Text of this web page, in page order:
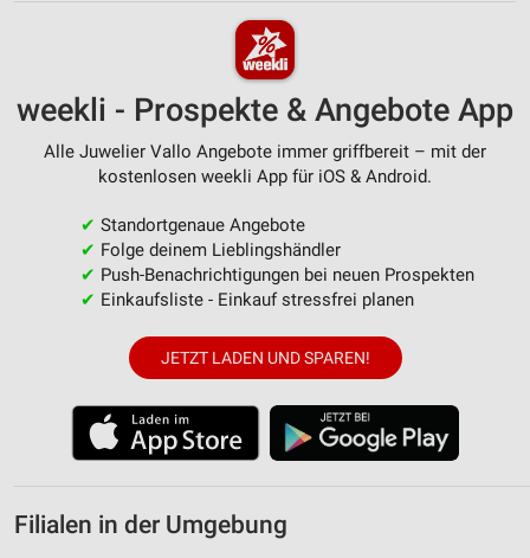
weekli - Prospekte & Angebote App
Alle Juwelier Vallo Angebote immer griffbereit – mit der
kostenlosen weekli App für iOS & Android.
✔ Standortgenaue Angebote
✔ Folge deinem Lieblingshändler
✔ Push-Benachrichtigungen bei neuen Prospekten
✔ Einkaufsliste - Einkauf stressfrei planen
JETZT LADEN UND SPAREN!
Filialen in der Umgebung